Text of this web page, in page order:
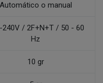
Automático o manual
240V / 2F+N+T / 50 - 60
Hz
10 gr